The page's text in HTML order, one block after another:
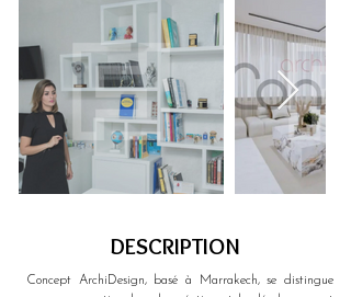
DESCRIPTION
Concept ArchiDesign, basé à Marrakech, se distingue